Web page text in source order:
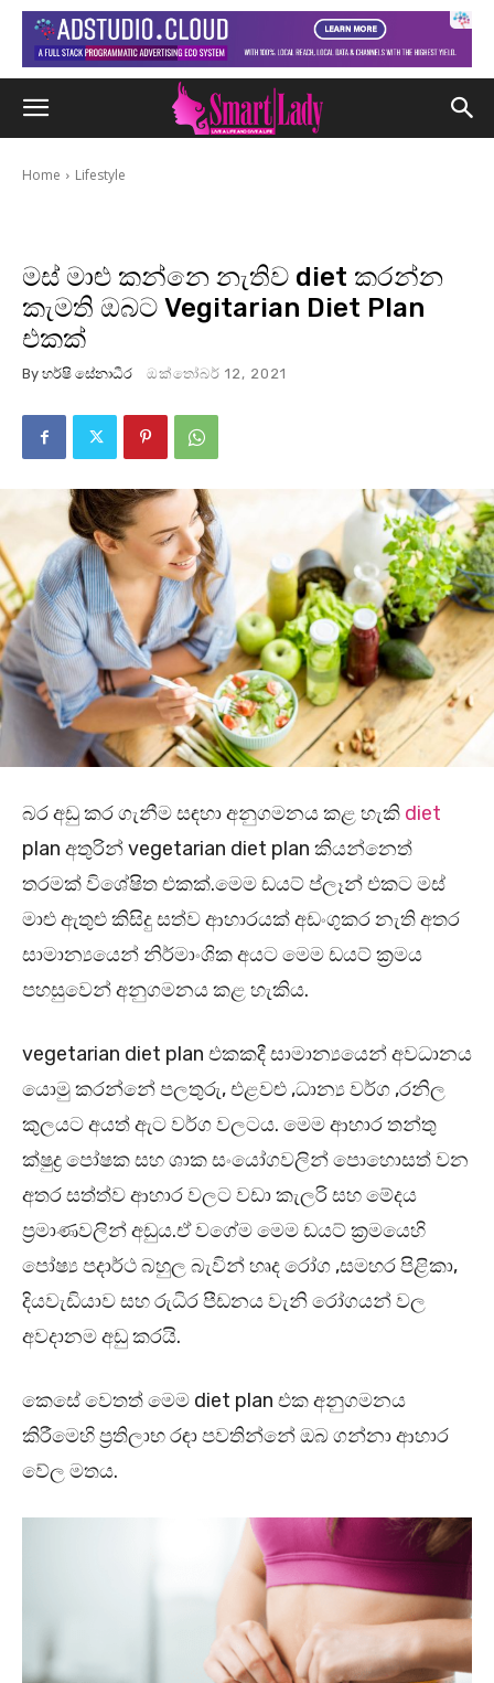
Home Lifestyle
මස් මාළු කන්නෙ නැතිව diet කරන්න
කැමති ඔබට Vegitarian Diet Plan
එකක්
By හර්ෂි සේනාධීර ඔක්තෝබර් 12, 2021
බර අඩු කර ගැනීම සඳහා අනුගමනය කළ හැකි diet
plan අතුරින් vegetarian diet plan කියන්නෙත්
තරමක් විශේෂිත එකක්.මෙම ඩයට් ප්ලෑන් එකට මස්
මාළු ඇතුළු කිසිදු සත්ව ආහාරයක් අඩංගුකර නැති අතර
සාමාන්‍යයෙන් නිර්මාංශික අයට මෙම ඩයට් ක්‍රමය
පහසුවෙන් අනුගමනය කළ හැකිය.
vegetarian diet plan එකකදී සාමාන්‍යයෙන් අවධානය
යොමු කරන්නේ පලතුරු, එළවළු ,ධාන්‍ය වර්ග ,රනිල
කුලයට අයත් ඇට වර්ග වලටය. මෙම ආහාර තන්තු
ක්ෂුද්‍ර පෝෂක සහ ශාක සංයෝගවලින් පොහොසත් වන
අතර සත්ත්ව ආහාර වලට වඩා කැලරි සහ මේදය
ප්‍රමාණවලින් අඩුය.ඒ වගේම මෙම ඩයට් ක්‍රමයෙහි
පෝෂ්‍ය පදාර්ථ බහුල බැවින් හෘද රෝග ,සමහර පිළිකා,
දියවැඩියාව සහ රුධිර පීඩනය වැනි රෝගයන් වල
අවදානම අඩු කරයි.
කෙසේ වෙතත් මෙම diet plan එක අනුගමනය
කිරීමෙහි ප්‍රතිලාභ රඳා පවතින්නේ ඔබ ගන්නා ආහාර
වේල මතය.